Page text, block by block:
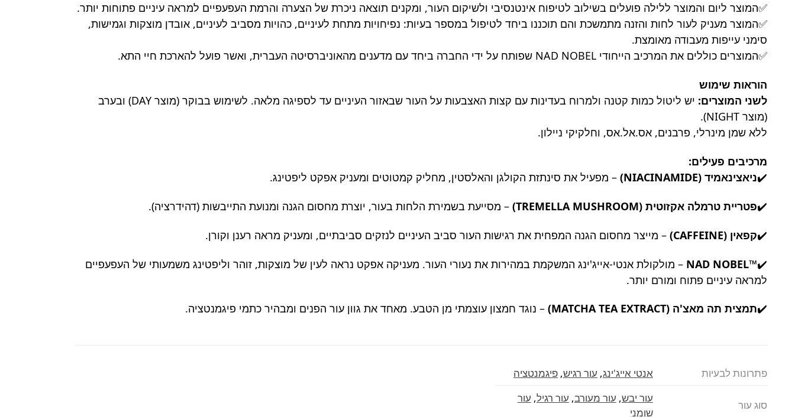
✅המוצר ליום והמוצר ללילה פועלים בשילוב לטיפוח אינטנסיבי ולשיקום העור, ומקנים תוצאה ניכרת של הצערה והרמת העפעפיים למראה עיניים פתוחות יותר.
✅המוצר מעניק לעור לחות והזנה מתמשכת והם תוכננו ביחד לטיפול במספר בעיות: נפיחויות מתחת לעיניים, כהויות מסביב לעיניים, אובדן מוצקות וגמישות,
סימני עייפות מעבודה מאומצת.
✅המוצרים כוללים את המרכיב הייחודי NAD NOBEL שפותח על ידי החברה ביחד עם מדענים מהאוניברסיטה העברית, ואשר פועל להארכת חיי התא.
הוראות שימוש
לשני המוצרים:
יש ליטול כמות קטנה ולמרוח בעדינות עם קצות האצבעות על העור שבאזור העיניים עד לספיגה מלאה. לשימוש בבוקר (מוצר DAY) ובערב
(מוצר NIGHT).
ללא שמן מינרלי, פרבנים, אס.אל.אס, וחלקיקי ניילון.
מרכיבים פעילים:
✔️ניאצינאמיד (NIACINAMIDE) – מפעיל את סינתזת הקולגן והאלסטין, מחליק קמטוטים ומעניק אפקט ליפטינג.
✔️פטריית טרמלה אקזוטית (TREMELLA MUSHROOM) – מסייעת בשמירת הלחות בעור, יוצרת מחסום הגנה ומנועת התייבשות (דהידרציה).
✔️קפאין (CAFFEINE) – מייצר מחסום הגנה המפחית את רגישות העור סביב העיניים לנזקים סביבתיים, ומעניק מראה רענן וקורן.
✔️
™NAD NOBEL
– מולקולת אנטי-אייג'ינג המשקמת במהירות את נעורי העור. מעניקה אפקט נראה לעין של מוצקות, זוהר וליפטינג משמעותי של העפעפיים
למראה עיניים פתוח ומורם יותר.
✔️תמצית תה מאצ'ה (MATCHA TEA EXTRACT) – נוגד חמצון עוצמתי מן הטבע. מאחד את גוון עור הפנים ומבהיר כתמי פיגמנטציה.
פתרונות לבעיות אנטי אייג'ינג, עור רגיש,פיגמנטציה
סוג עור
עור יבש, עור מעורב, עור רגיל, עור
שומני